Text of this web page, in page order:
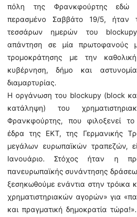
πόλη της Φρανκφούρτης εδώ
περασμένο Σαββάτο 19/5, ήταν
τεσσάρων ημερών του
απάντηση σε μία πρωτοφανούς
τρομοκράτησης με την
κυβέρνηση, δήμο και
διαμαρτυρίας.
Η οργάνωση τoυ blockupy (block
κατάληψη) του
Φρανκφούρτης, που φιλοξενεί το
έδρα της ΕΚΤ, της Γερμανικής
μεγάλων ευρωπαϊκών τραπεζών,
Ιανουάριο. Στόχος ήταν η
πανευρωπαϊκής συνάντησης
ξεσηκωθούμε ενάντια στην τρόικα
χρηματιστηριακών αγορών» για
και πραγματική δημοκρατία